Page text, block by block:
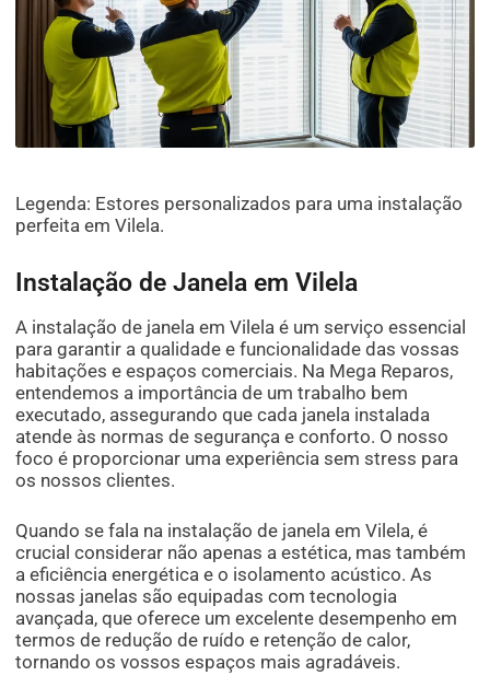
Legenda: Estores personalizados para uma instalação
perfeita em Vilela.
Instalação de Janela em Vilela
A instalação de janela em Vilela é um serviço essencial
para garantir a qualidade e funcionalidade das vossas
habitações e espaços comerciais. Na Mega Reparos,
entendemos a importância de um trabalho bem
executado, assegurando que cada janela instalada
atende às normas de segurança e conforto. O nosso
foco é proporcionar uma experiência sem stress para
os nossos clientes.
Quando se fala na instalação de janela em Vilela, é
crucial considerar não apenas a estética, mas também
a eficiência energética e o isolamento acústico. As
nossas janelas são equipadas com tecnologia
avançada, que oferece um excelente desempenho em
termos de redução de ruído e retenção de calor,
tornando os vossos espaços mais agradáveis.